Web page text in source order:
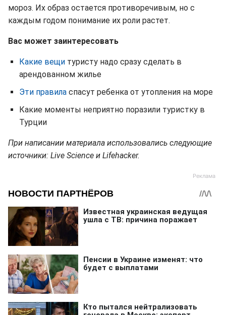
мороз. Их образ остается противоречивым, но с
каждым годом понимание их роли растет.
Вас может заинтересовать
Какие вещи туристу надо сразу сделать в
арендованном жилье
Эти правила спасут ребенка от утопления на море
Какие моменты неприятно поразили туристку в
Турции
При написании материала использовались следующие
источники: Live Science и Lifehacker.